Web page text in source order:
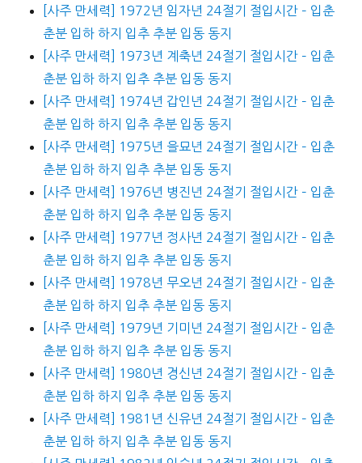
[사주 만세력] 1972년 임자년 24절기 절입시간 – 입춘
춘분 입하 하지 입추 추분 입동 동지
[사주 만세력] 1973년 계축년 24절기 절입시간 – 입춘
춘분 입하 하지 입추 추분 입동 동지
[사주 만세력] 1974년 갑인년 24절기 절입시간 – 입춘
춘분 입하 하지 입추 추분 입동 동지
[사주 만세력] 1975년 을묘년 24절기 절입시간 – 입춘
춘분 입하 하지 입추 추분 입동 동지
[사주 만세력] 1976년 병진년 24절기 절입시간 – 입춘
춘분 입하 하지 입추 추분 입동 동지
[사주 만세력] 1977년 정사년 24절기 절입시간 – 입춘
춘분 입하 하지 입추 추분 입동 동지
[사주 만세력] 1978년 무오년 24절기 절입시간 – 입춘
춘분 입하 하지 입추 추분 입동 동지
[사주 만세력] 1979년 기미년 24절기 절입시간 – 입춘
춘분 입하 하지 입추 추분 입동 동지
[사주 만세력] 1980년 경신년 24절기 절입시간 – 입춘
춘분 입하 하지 입추 추분 입동 동지
[사주 만세력] 1981년 신유년 24절기 절입시간 – 입춘
춘분 입하 하지 입추 추분 입동 동지